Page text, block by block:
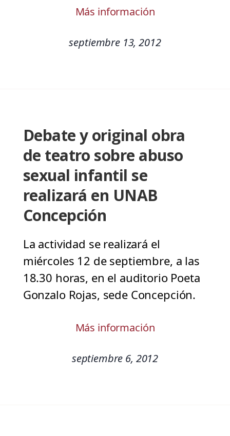
Más información
septiembre 13, 2012
Debate y original obra
de teatro sobre abuso
sexual infantil se
realizará en UNAB
Concepción
La actividad se realizará el
miércoles 12 de septiembre, a las
18.30 horas, en el auditorio Poeta
Gonzalo Rojas, sede Concepción.
Más información
septiembre 6, 2012